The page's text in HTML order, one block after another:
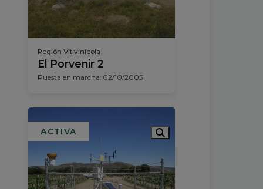
Región Vitivinícola
El Porvenir 2
Puesta en marcha: 02/10/2005
ACTIVA